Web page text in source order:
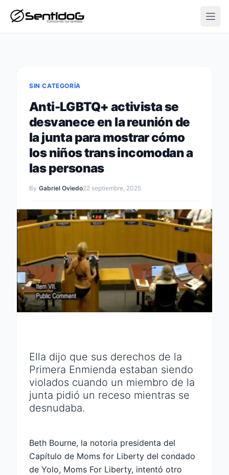
SIN CATEGORÍA
Anti-LGBTQ+ activista se
desvanece en la reunión de
la junta para mostrar cómo
los niños trans incomodan a
las personas
By Gabriel Oviedo22 septiembre, 2025
Ella dijo que sus derechos de la
Primera Enmienda estaban siendo
violados cuando un miembro de la
junta pidió un receso mientras se
desnudaba.
Beth Bourne, la notoria presidenta del
Capítulo de Moms for Liberty del condado
de Yolo, Moms For Liberty, intentó otro